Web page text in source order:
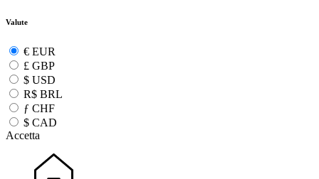
Valute
€ EUR
£ GBP
$ USD
R$ BRL
ƒ CHF
$ CAD
Accetta